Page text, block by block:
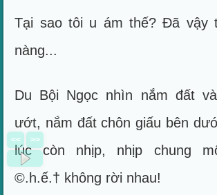
Tại sao tôi u ám thế? Đã vậy
nàng...
Du Bội Ngọc nhìn nắm đất
ướt, nắm đất chôn giấu bên
lúc còn nhịp, nhịp chung
©.h.ế.† không rời nhau!
>>
<<